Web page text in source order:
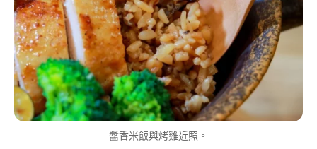
醬香米飯與烤雞近照。